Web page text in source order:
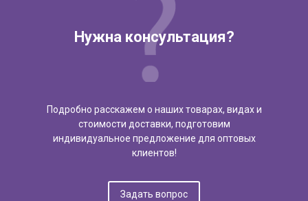
Нужна консультация?
Подробно расскажем о наших товарах, видах и
стоимости доставки, подготовим
индивидуальное предложение для оптовых
клиентов!
Задать вопрос